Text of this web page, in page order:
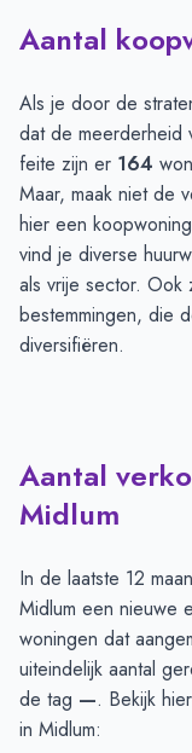
Aantal
Als je door de
dat de meerderheid
feite zijn er 164
Maar, maak niet de
hier een
vind je diverse
als vrije sector. Ook
bestemmingen, die
diversifiëren.
Aantal
Midlum
In de laatste 12
Midlum een nieuwe
woningen dat
uiteindelijk aantal
de tag —. Bekijk
in Midlum: